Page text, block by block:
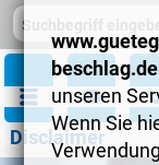
Disclaimer
beschlag.de
unseren
Wenn Sie